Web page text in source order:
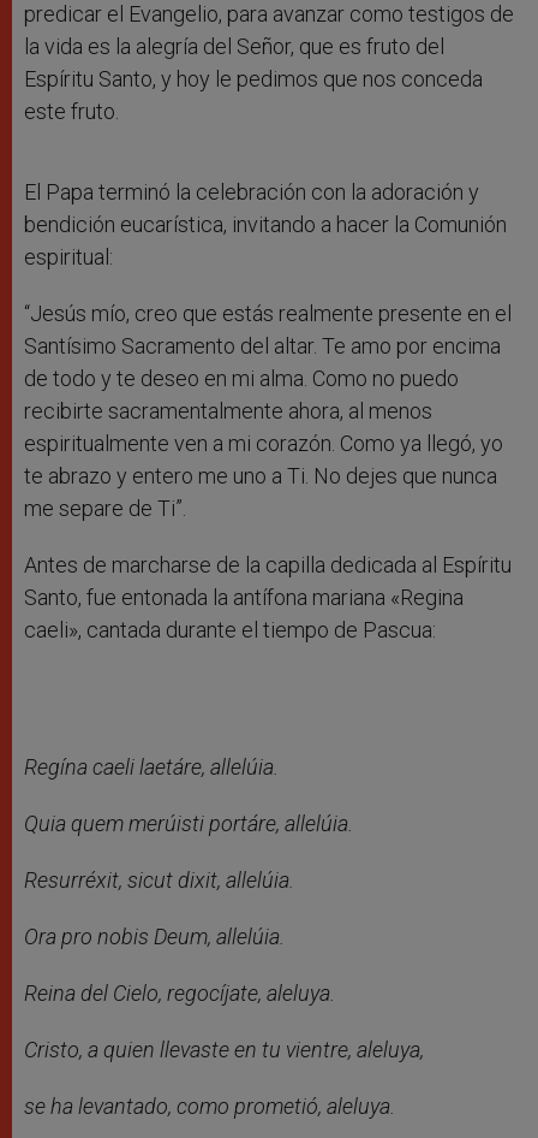
predicar el Evangelio, para avanzar como testigos de
la vida es la alegría del Señor, que es fruto del
Espíritu Santo, y hoy le pedimos que nos conceda
este fruto.
El Papa terminó la celebración con la adoración y
bendición eucarística, invitando a hacer la Comunión
espiritual:
“Jesús mío, creo que estás realmente presente en el
Santísimo Sacramento del altar. Te amo por encima
de todo y te deseo en mi alma. Como no puedo
recibirte sacramentalmente ahora, al menos
espiritualmente ven a mi corazón. Como ya llegó, yo
te abrazo y entero me uno a Ti. No dejes que nunca
me separe de Ti”.
Antes de marcharse de la capilla dedicada al Espíritu
Santo, fue entonada la antífona mariana «Regina
caeli», cantada durante el tiempo de Pascua:
Regína caeli laetáre, allelúia.
Quia quem merúisti portáre, allelúia.
Resurréxit, sicut dixit, allelúia.
Ora pro nobis Deum, allelúia.
Reina del Cielo, regocíjate, aleluya.
Cristo, a quien llevaste en tu vientre, aleluya,
se ha levantado, como prometió, aleluya.